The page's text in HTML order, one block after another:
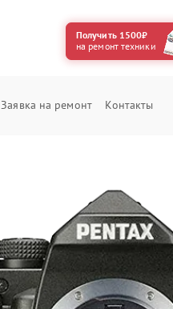
Получить 1500₽
на ремонт техники
Заявка на ремонт Контакты